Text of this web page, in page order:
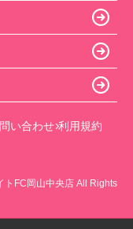
い合わせ 利用規約
FC岡山中央店 All Rights